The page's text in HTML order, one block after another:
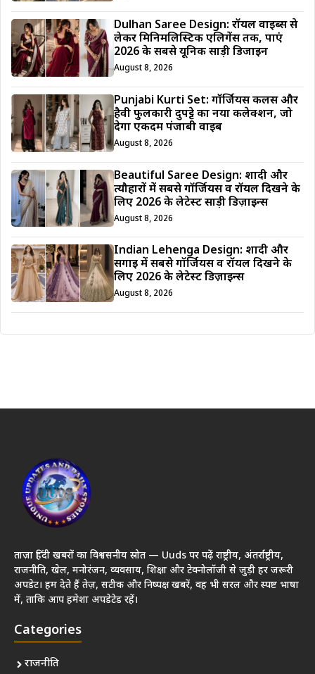
Dulhan Saree Design: रॉयल वाइब्स से
लेकर मिनिमलिस्टिक एलिगेंस तक, पाएं
2026 के सबसे यूनिक साड़ी डिजाईन
August 8, 2026
Punjabi Kurti Set: गॉर्जियस कलर्स और
हैवी फुलकारी दुपट्टे का नया कलेक्शन, जो
देगा एकदम पंजाबी वाइब
August 8, 2026
Beautiful Saree Design: शादी और
त्यौहारों में सबसे गॉर्जियस व रॉयल दिखने के
लिए 2026 के लेटेस्ट साड़ी डिज़ाइन्स
August 8, 2026
Indian Lehenga Design: शादी और
सगाई में सबसे गॉर्जियस व रॉयल दिखने के
लिए 2026 के लेटेस्ट डिज़ाइन्स
August 8, 2026
ताज़ा हिंदी खबरों का विश्वसनीय स्रोत — Uuds पर पढ़ें राष्ट्रीय, अंतर्राष्ट्रीय,
राजनीति, खेल, मनोरंजन, व्यवसाय, शिक्षा और टेक्नोलॉजी से जुड़ी हर जरूरी
अपडेट। हम देते हैं तेज़, सटीक और निष्पक्ष खबरें, वह भी सरल और स्पष्ट भाषा
में, ताकि आप हमेशा अपडेटेड रहें।
Categories
राजनीति